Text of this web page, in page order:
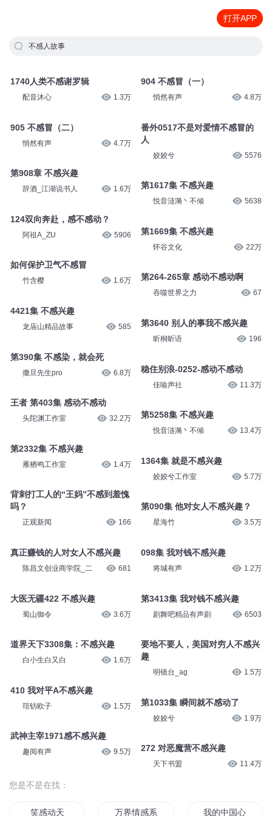
打开APP
不感人故事
1740人类不感谢罗辑
配音沐心 1.3万
905 不感冒（二）
悄然有声 4.7万
第908章 不感兴趣
辞酒_江湖说书人 1.6万
124双向奔赴，感不感动？
阿祖A_ZU 5906
如何保护卫气不感冒
竹含樱 1.6万
4421集 不感兴趣
龙庙山精品故事 585
第390集 不感染，就会死
撒旦先生pro 6.8万
王者 第403集 感动不感动
头陀渊工作室 32.2万
第2332集 不感兴趣
雁栖鸣工作室 1.4万
背刺打工人的“王妈”不感到羞愧
吗？
正观新闻 166
真正赚钱的人对女人不感兴趣
陈昌文创业商学院_二 681
大医无疆422 不感兴趣
蜀山御令 3.6万
道界天下3308集：不感兴趣
白小生白又白 1.6万
410 我对平A不感兴趣
琯钫欧子 1.5万
武神主宰1971感不感兴趣
趣阅有声 9.5万
904 不感冒（一）
悄然有声 4.8万
番外0517不是对爱情不感冒的
人
姣姣兮 5576
第1617集 不感兴趣
悦音涟漪丶不倾 5638
第1669集 不感兴趣
怀谷文化 22万
第264-265章 感动不感动啊
吞噬世界之力 67
第3640 别人的事我不感兴趣
昕桐昕语 196
稳住别浪-0252-感动不感动
佳喻声社 11.3万
第5258集 不感兴趣
悦音涟漪丶不倾 13.4万
1364集 就是不感兴趣
姣姣兮工作室 5.7万
第090集 他对女人不感兴趣？
星海竹 3.5万
098集 我对钱不感兴趣
将城有声 1.2万
第3413集 我对钱不感兴趣
剧舞吧精品有声剧 6503
要地不要人，美国对穷人不感兴
趣
明镜台_ag 1.5万
第1033集 瞬间就不感动了
姣姣兮 1.9万
272 对恶魔营不感兴趣
天下书盟 11.4万
您是不是在找：
笑感动天 万界情感系统 我的中国心有感